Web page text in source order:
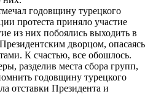
годовщину турецкого
протеста приняло участие
из них побоялись выходить в
дворцом, опасаясь
К счастью, все обошлось.
разделив места сбора групп,
годовщину турецкого
отставки Президента и